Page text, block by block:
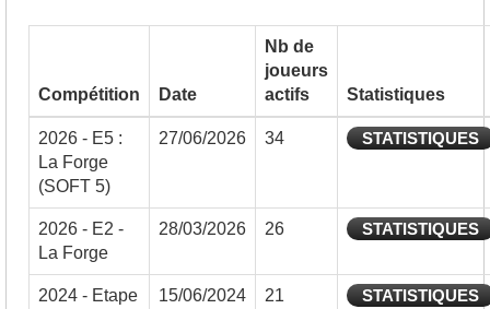
Compétition Date
Nb de
joueurs
actifs
Statistiques
2026 - E5 :
La Forge
(SOFT 5)
27/06/2026 34 STATISTIQUES
2026 - E2 -
La Forge
28/03/2026 26 STATISTIQUES
2024 - Etape
15/06/2024 21 STATISTIQUES